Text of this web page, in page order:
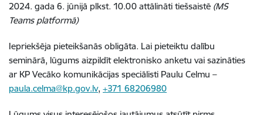
2024. gada 6. jūnijā plkst. 10.00 attālināti tiešsaistē (MS
Teams platformā)
Iepriekšēja pieteikšanās obligāta. Lai pieteiktu dalību
seminārā, lūgums aizpildīt elektronisko anketu vai sazināties
ar KP Vecāko komunikācijas speciālisti Paulu Celmu –
paula.celma@kp.gov.lv, +371 68206980